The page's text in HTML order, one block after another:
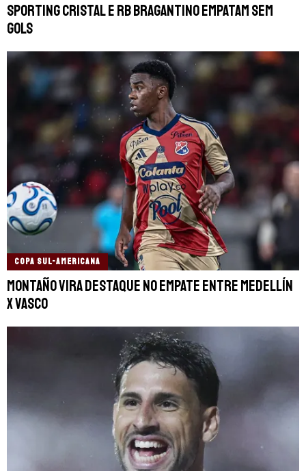
Sporting Cristal e RB Bragantino empatam sem
gols
COPA SUL-AMERICANA
Montaño vira destaque no empate entre Medellín
x Vasco